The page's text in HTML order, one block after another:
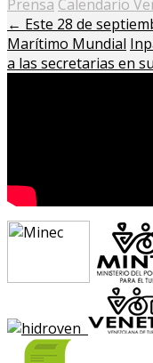
Prensa Calendario
← Este 28 de
Marítimo Mundial
a las secretarias en